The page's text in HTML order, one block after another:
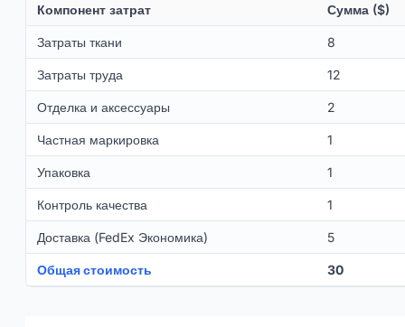
Компонент затрат Сумма ($)
Затраты ткани 8
Затраты труда 12
Отделка и аксессуары 2
Частная маркировка 1
Упаковка 1
Контроль качества 1
Доставка (FedEx Экономика) 5
Общая стоимость 30